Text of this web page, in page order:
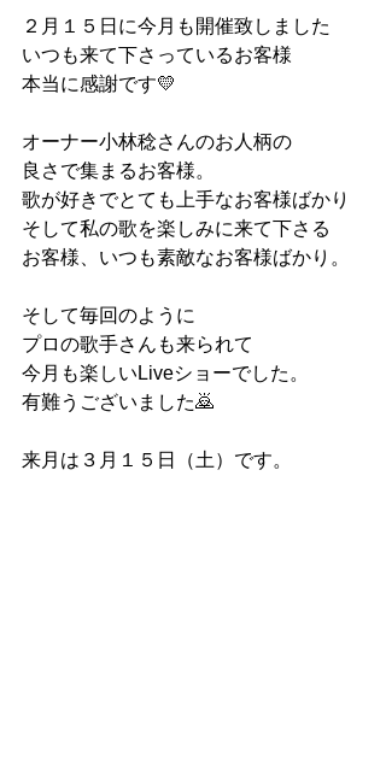
２月１５日に今月も開催致しました
いつも来て下さっているお客様
本当に感謝です💛
オーナー小林稔さんのお人柄の
良さで集まるお客様。
歌が好きでとても上手なお客様ばかり
そして私の歌を楽しみに来て下さる
お客様、いつも素敵なお客様ばかり。
そして毎回のように
プロの歌手さんも来られて
今月も楽しいLiveショーでした。
有難うございました🙇
来月は３月１５日（土）です。